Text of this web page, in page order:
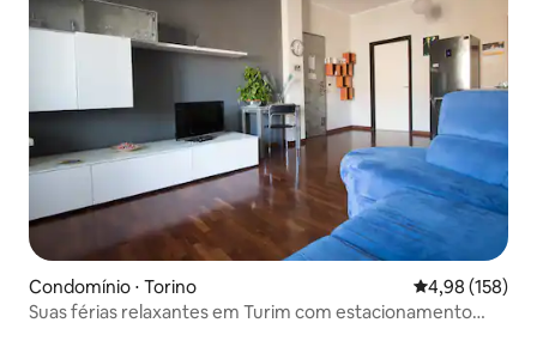
Condomínio ⋅ Torino 4,98 de uma
4,98 (158)
Suas férias relaxantes em Turim com estacionamento